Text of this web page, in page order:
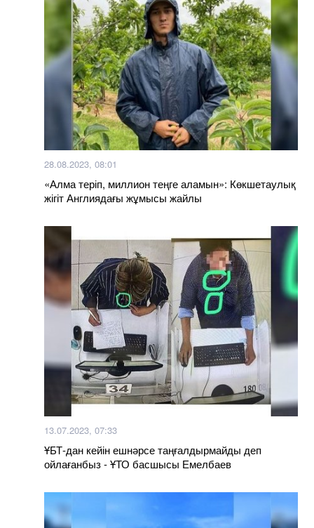
28.08.2023, 08:01
«Алма теріп, миллион теңге аламын»: Көкшетаулық
жігіт Англиядағы жұмысы жайлы
13.07.2023, 07:33
ҰБТ-дан кейін ешнәрсе таңғалдырмайды деп
ойлағанбыз - ҰТО басшысы Емелбаев